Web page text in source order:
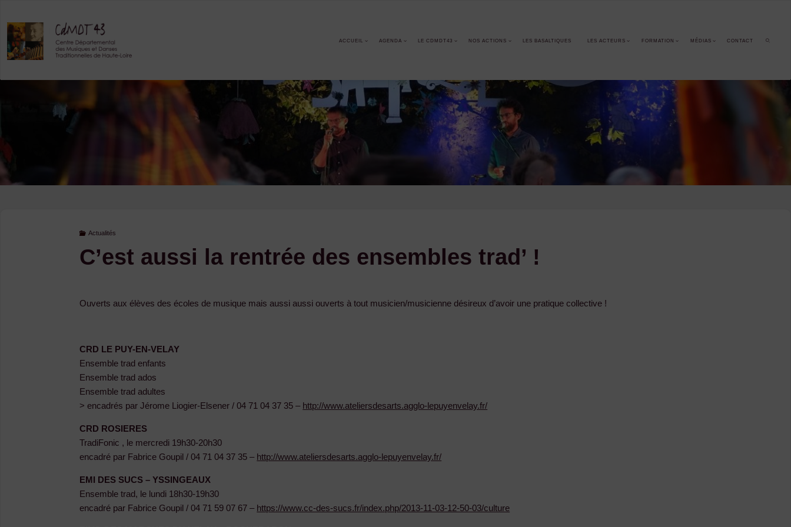
content
ACCUEIL AGENDA LE CDMDT43 NOS ACTIONS LES BASALTIQUES LES ACTEURS FORMATION MÉDIAS CONTACT
Actualités
C’est aussi la rentrée des ensembles trad’ !
Ouverts aux élèves des écoles de musique mais aussi aussi ouverts à tout musicien/musicienne désireux d’avoir une pratique collective !
CRD LE PUY-EN-VELAY
Ensemble trad enfants
Ensemble trad ados
Ensemble trad adultes
> encadrés par Jérome Liogier-Elsener / 04 71 04 37 35 – http://www.ateliersdesarts.agglo-lepuyenvelay.fr/
CRD ROSIERES
TradiFonic , le mercredi 19h30-20h30
encadré par Fabrice Goupil / 04 71 04 37 35 – http://www.ateliersdesarts.agglo-lepuyenvelay.fr/
EMI DES SUCS – YSSINGEAUX
Ensemble trad, le lundi 18h30-19h30
encadré par Fabrice Goupil / 04 71 59 07 67 – https://www.cc-des-sucs.fr/index.php/2013-11-03-12-50-03/culture